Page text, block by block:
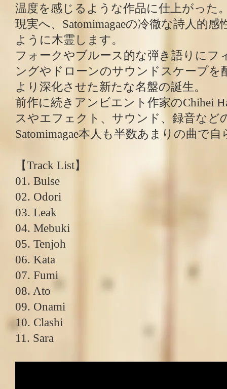
温度を感じるような作品に仕上がった
現実へ、Satomimagaeの冷徹な詩人的
ように木霊します。
フォークやブルース的な弾き語りにフ
ングやドローンのサウンドスケープを
より深化させた新たな名盤の誕生。
前作に続きアンビエント作家のChihei
スやエフェクト、サウンド、録音など
Satomimagae本人も半数あまりの曲で
【Track List】
01. Bulse
02. Odori
03. Leak
04. Mebuki
05. Tenjoh
06. Kata
07. Fumi
08. Ato
09. Onami
10. Clashi
11. Sara